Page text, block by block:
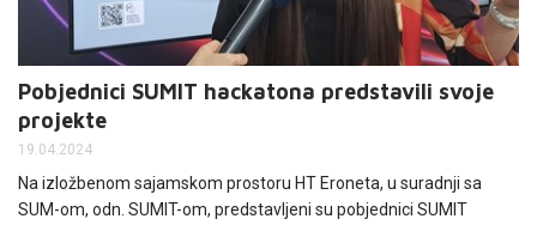
Pobjednici SUMIT hackatona predstavili svoje
projekte
19.04.2024
Na izložbenom sajamskom prostoru HT Eroneta, u suradnji sa
SUM-om, odn. SUMIT-om, predstavljeni su pobjednici SUMIT